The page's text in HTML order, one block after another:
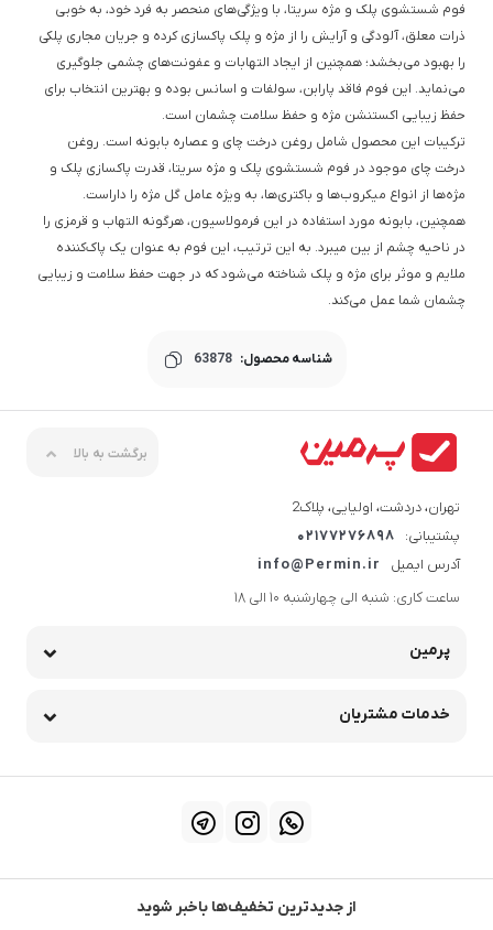
فوم شستشوى پلک و مژه سریتا، با ویژگی‌های منحصر به فرد خود، به خوبی
ذرات معلق، آلودگی و آرایش را از مژه و پلک‌ پاکسازی کرده و جریان مجاری پلکی
را بهبود می‌بخشد؛ همچنین از ایجاد التهابات و عفونت‌های چشمی جلوگیری
می‌نماید. این فوم فاقد پارابن، سولفات و اسانس بوده و بهترین انتخاب برای
حفظ زیبایی اکستنشن مژه و حفظ سلامت چشمان است.
ترکیبات این محصول شامل روغن درخت چای و عصاره بابونه است. روغن
درخت چای موجود در فوم شستشوی پلک و مژه سریتا، قدرت پاکسازی پلک و
مژه‌ها از انواع میکروب‌ها و باکتری‌ها، به ویژه عامل گل مژه را داراست.
همچنین، بابونه مورد استفاده در این فرمولاسیون، هرگونه التهاب و قرمزی را
در ناحیه چشم از بین میبرد. به این ترتیب، این فوم به عنوان یک پاک‌کننده
ملایم و موثر برای مژه و پلک‌ شناخته می‌شود که در جهت حفظ سلامت و زیبایی
چشمان شما عمل می‌کند.
شناسه محصول: 63878
برگشت به بالا
تهران، دردشت، اولیایی، پلاک2
پشتیبانی:
02177276898
آدرس ایمیل
info@Permin.ir
ساعت کاری: شنبه الی چهارشنبه 10 الی 18
پرمین
خدمات مشتریان
از جدیدترین تخفیف‌ها باخبر شوید